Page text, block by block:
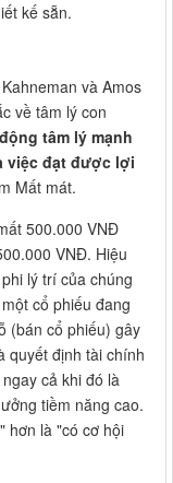
kế sẵn.
và Amos
về tâm lý con
tâm lý mạnh
việc đạt được lợi
Mất mát.
500.000 VNĐ
VNĐ. Hiệu
lý trí của chúng
cổ phiếu đang
(bán cổ phiếu) gây
quyết định tài chính
cả khi đó là
tiềm năng cao.
hơn là "có cơ hội